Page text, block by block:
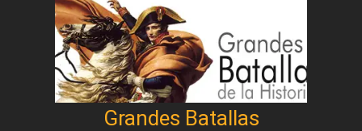
Grandes Batallas